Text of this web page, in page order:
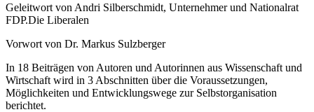
Geleitwort von Andri Silberschmidt, Unternehmer und Nationalrat
FDP.Die Liberalen
Vorwort von Dr. Markus Sulzberger
In 18 Beiträgen von Autoren und Autorinnen aus Wissenschaft und
Wirtschaft wird in 3 Abschnitten über die Voraussetzungen,
Möglichkeiten und Entwicklungswege zur Selbstorganisation
berichtet.